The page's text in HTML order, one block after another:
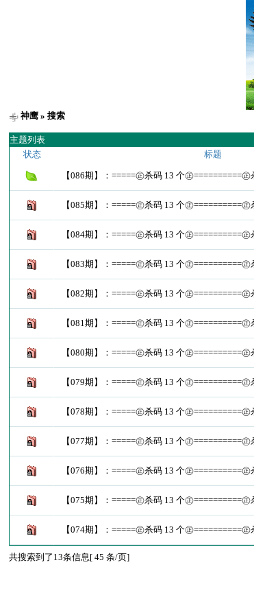
神鹰 » 搜索
主题列表
状态
标题
【086期】：=====㊣杀码 13 个㊣==========
【085期】：=====㊣杀码 13 个㊣==========
【084期】：=====㊣杀码 13 个㊣==========
【083期】：=====㊣杀码 13 个㊣==========
【082期】：=====㊣杀码 13 个㊣==========
【081期】：=====㊣杀码 13 个㊣==========
【080期】：=====㊣杀码 13 个㊣==========
【079期】：=====㊣杀码 13 个㊣==========
【078期】：=====㊣杀码 13 个㊣==========
【077期】：=====㊣杀码 13 个㊣==========
【076期】：=====㊣杀码 13 个㊣==========
【075期】：=====㊣杀码 13 个㊣==========
【074期】：=====㊣杀码 13 个㊣==========
共搜索到了13条信息[ 45 条/页]